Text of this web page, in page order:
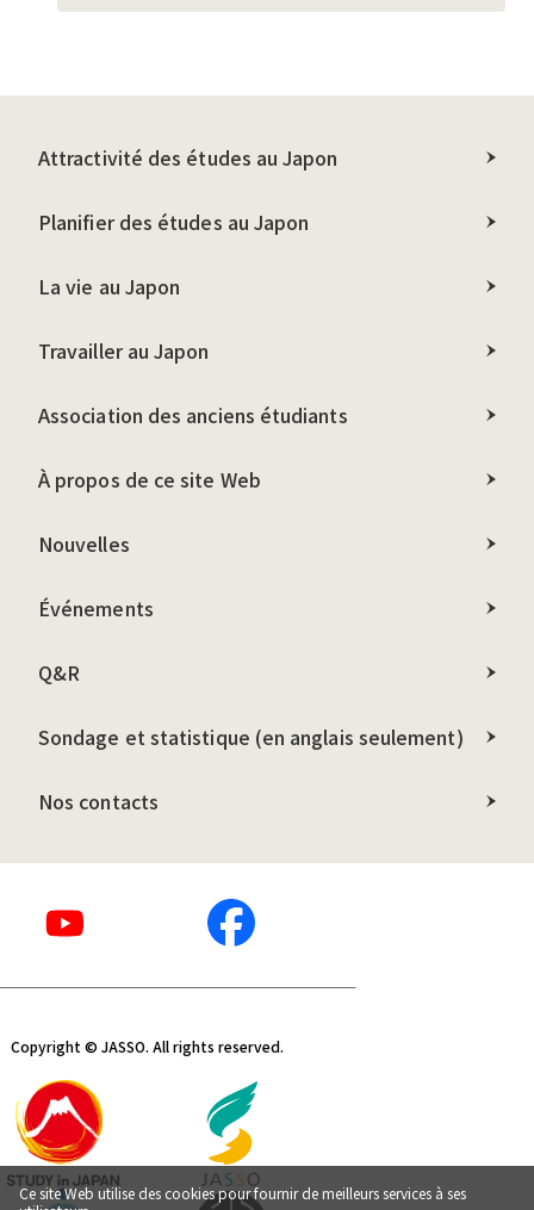
Attractivité des études au Japon
Planifier des études au Japon
La vie au Japon
Travailler au Japon
Association des anciens étudiants
À propos de ce site Web
Nouvelles
Événements
Q&R
Sondage et statistique (en anglais seulement)
Nos contacts
Copyright © JASSO. All rights reserved.
Ce site Web utilise des cookies pour fournir de meilleurs services à ses